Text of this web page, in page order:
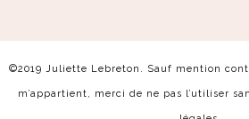
©2019 Juliette Lebreton. Sauf mention
m’appartient, merci de ne pas l’utiliser